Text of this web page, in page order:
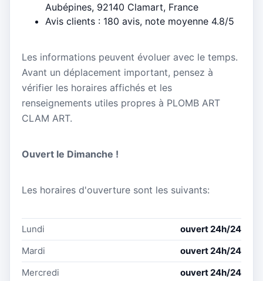
Aubépines, 92140 Clamart, France
Avis clients : 180 avis, note moyenne 4.8/5
Les informations peuvent évoluer avec le temps.
Avant un déplacement important, pensez à
vérifier les horaires affichés et les
renseignements utiles propres à PLOMB ART
CLAM ART.
Ouvert le Dimanche !
Les horaires d'ouverture sont les suivants:
Lundi
ouvert 24h/24
Mardi
ouvert 24h/24
Mercredi
ouvert 24h/24